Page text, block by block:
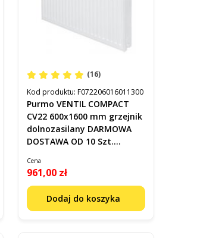
(16)
Kod produktu: F072206016011300
Purmo VENTIL COMPACT
CV22 600x1600 mm grzejnik
dolnozasilany DARMOWA
DOSTAWA OD 10 Szt.
Cena
961,00 zł
Dodaj do koszyka